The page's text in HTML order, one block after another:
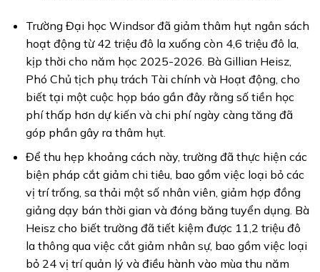
Trường Đại học Windsor đã giảm thâm hụt ngân sách
hoạt động từ 42 triệu đô la xuống còn 4,6 triệu đô la,
kịp thời cho năm học 2025-2026. Bà Gillian Heisz,
Phó Chủ tịch phụ trách Tài chính và Hoạt động, cho
biết tại một cuộc họp báo gần đây rằng số tiền học
phí thấp hơn dự kiến và chi phí ngày càng tăng đã
góp phần gây ra thâm hụt.
Để thu hẹp khoảng cách này, trường đã thực hiện các
biện pháp cắt giảm chi tiêu, bao gồm việc loại bỏ các
vị trí trống, sa thải một số nhân viên, giảm hợp đồng
giảng dạy bán thời gian và đóng băng tuyển dụng. Bà
Heisz cho biết trường đã tiết kiệm được 11,2 triệu đô
la thông qua việc cắt giảm nhân sự, bao gồm việc loại
bỏ 24 vị trí quản lý và điều hành vào mùa thu năm